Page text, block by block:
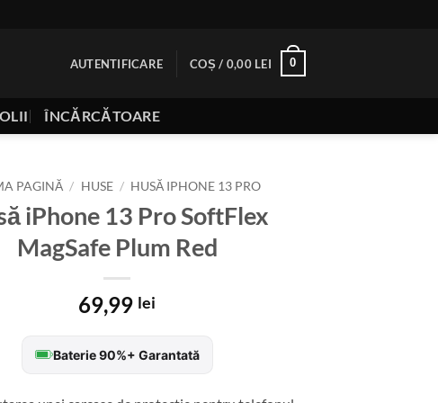
AUTENTIFICARE COȘ / 0,00 LEI 0
ÎNCĂRCĂTOARE
PAGINĂ / HUSE / HUSĂ IPHONE 13 PRO
iPhone 13 Pro SoftFlex
MagSafe Plum Red
69,99 lei
Baterie 90%+ Garantată